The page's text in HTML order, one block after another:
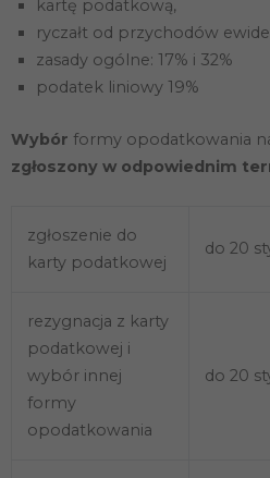
kartę podatkową,
ryczałt od przychodów
zasady ogólne: 17% i 32%
podatek liniowy 19%
Wybór formy opodatkowania
zgłoszony w odpowiednim
zgłoszenie do
karty podatkowej
do 20
rezygnacja z karty
podatkowej i
wybór innej
formy
opodatkowania
do 20